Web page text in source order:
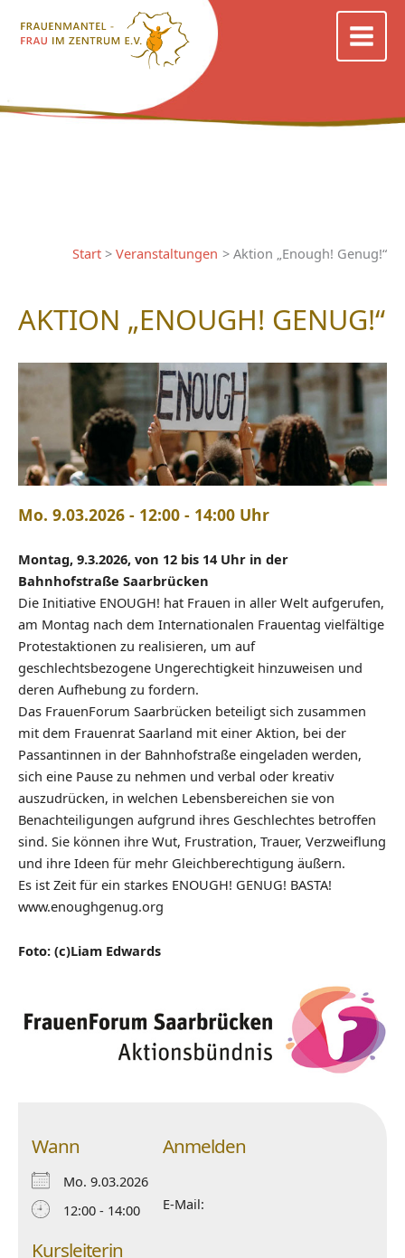
Inhalt
Start Veranstaltungen Aktion „Enough! Genug!“
AKTION „ENOUGH! GENUG!“
Mo. 9.03.2026 - 12:00 - 14:00 Uhr
Montag, 9.3.2026, von 12 bis 14 Uhr in der
Bahnhofstraße Saarbrücken
Die Initiative ENOUGH! hat Frauen in aller Welt aufgerufen,
am Montag nach dem Internationalen Frauentag vielfältige
Protestaktionen zu realisieren, um auf
geschlechtsbezogene Ungerechtigkeit hinzuweisen und
deren Aufhebung zu fordern.
Das FrauenForum Saarbrücken beteiligt sich zusammen
mit dem Frauenrat Saarland mit einer Aktion, bei der
Passantinnen in der Bahnhofstraße eingeladen werden,
sich eine Pause zu nehmen und verbal oder kreativ
auszudrücken, in welchen Lebensbereichen sie von
Benachteiligungen aufgrund ihres Geschlechtes betroffen
sind. Sie können ihre Wut, Frustration, Trauer, Verzweiflung
und ihre Ideen für mehr Gleichberechtigung äußern.
Es ist Zeit für ein starkes ENOUGH! GENUG! BASTA!
www.enoughgenug.org
Foto: (c)Liam Edwards
Wann
Mo. 9.03.2026
12:00 - 14:00
Kursleiterin
Anmelden
E-Mail: